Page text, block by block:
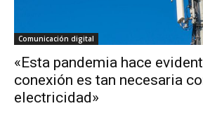
Comunicación digital
«Esta pandemia hace
conexión es tan necesaria
electricidad»